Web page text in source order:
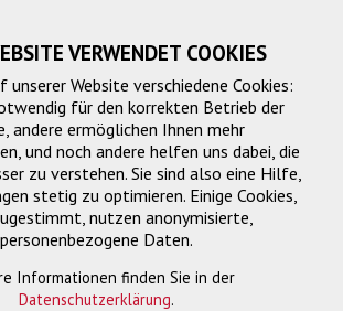
VERWENDET COOKIES
unserer Website verschiedene Cookies:
für den korrekten Betrieb der
andere ermöglichen Ihnen mehr
und noch andere helfen uns dabei, die
zu verstehen. Sie sind also eine Hilfe,
stetig zu optimieren. Einige Cookies,
nutzen anonymisierte,
personenbezogene Daten.
Informationen finden Sie in der
Datenschutzerklärung.